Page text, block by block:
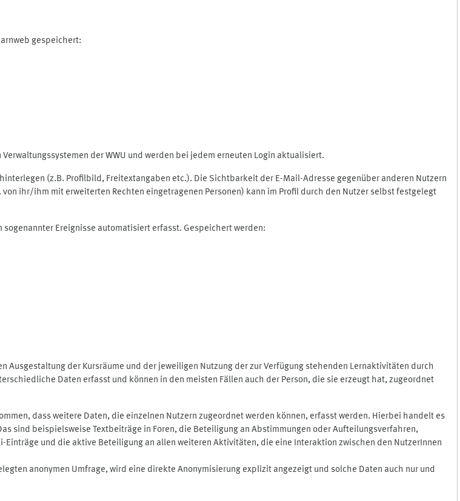
gespeichert:
der WWU und werden bei jedem erneuten Login aktualisiert.
(z.B. Profilbild, Freitextangaben etc.). Die Sichtbarkeit der E-Mail-Adresse gegenüber anderen Nutzern
ihr/ihm mit erweiterten Rechten eingetragenen Personen) kann im Profil durch den Nutzer selbst festgelegt
Ereignisse automatisiert erfasst. Gespeichert werden:
der Kursräume und der jeweiligen Nutzung der zur Verfügung stehenden Lernaktivitäten durch
Daten erfasst und können in den meisten Fällen auch der Person, die sie erzeugt hat, zugeordnet
dass weitere Daten, die einzelnen Nutzern zugeordnet werden können, erfasst werden. Hierbei handelt es
sind beispielsweise Textbeiträge in Foren, die Beteiligung an Abstimmungen oder Aufteilungsverfahren,
und die aktive Beteiligung an allen weiteren Aktivitäten, die eine Interaktion zwischen den NutzerInnen
anonymen Umfrage, wird eine direkte Anonymisierung explizit angezeigt und solche Daten auch nur und